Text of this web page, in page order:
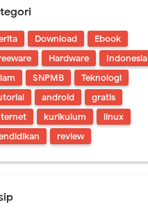
Download
Ebook
Hardware
Indonesia
SNPMB
Teknologi
android
gratis
kurikulum
linux
review